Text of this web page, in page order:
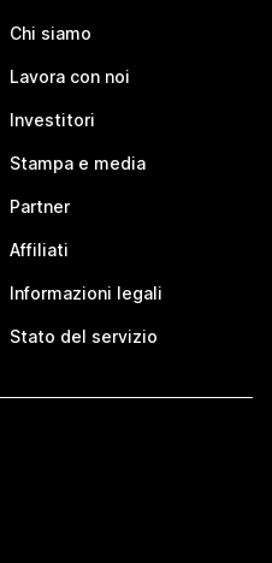
Chi siamo
Lavora con noi
Investitori
Stampa e media
Partner
Affiliati
Informazioni legali
Stato del servizio